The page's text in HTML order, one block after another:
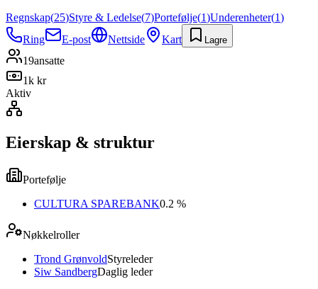
Regnskap(25)Styre & Ledelse(7)Portefølje(1)Underenheter(1)
Ring
E-post Nettside Kart Lagre
19ansatte
1k kr
Aktiv
Eierskap & struktur
Portefølje
CULTURA SPAREBANK0.2 %
Nøkkelroller
Trond GrønvoldStyreleder
Siw SandbergDaglig leder